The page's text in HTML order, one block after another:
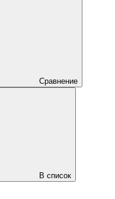
Сравнение
В список